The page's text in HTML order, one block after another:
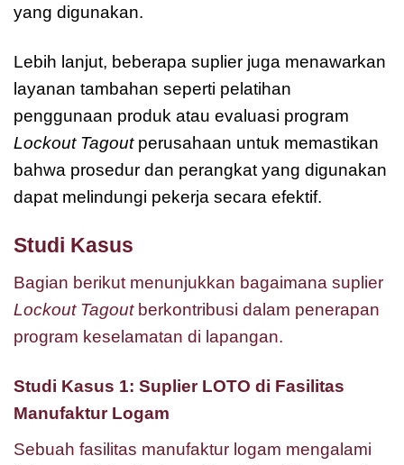
yang digunakan.
Lebih lanjut, beberapa suplier juga menawarkan
layanan tambahan seperti pelatihan
penggunaan produk atau evaluasi program
Lockout Tagoutperusahaan untuk memastikan
bahwa prosedur dan perangkat yang digunakan
dapat melindungi pekerja secara efektif.
Studi Kasus
Bagian berikut menunjukkan bagaimana suplier
Lockout Tagoutberkontribusi dalam penerapan
program keselamatan di lapangan.
Studi Kasus 1: Suplier LOTO di Fasilitas
Manufaktur Logam
Sebuah fasilitas manufaktur logam mengalami